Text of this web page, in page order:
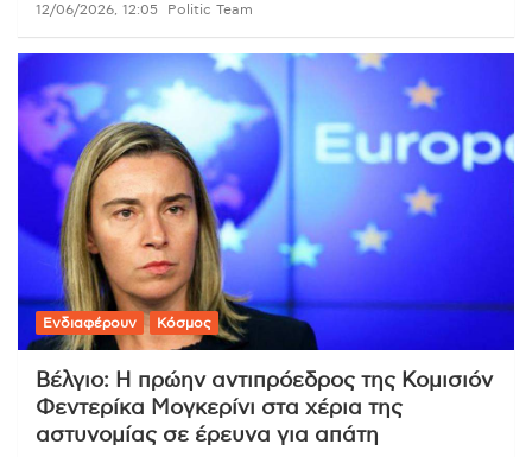
12/06/2026, 12:05 Politic Team
Ενδιαφέρουν Κόσμος
Βέλγιο: Η πρώην αντιπρόεδρος της Κομισιόν
Φεντερίκα Μογκερίνι στα χέρια της
αστυνομίας σε έρευνα για απάτη